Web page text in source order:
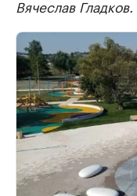
Вячеслав Гладков.